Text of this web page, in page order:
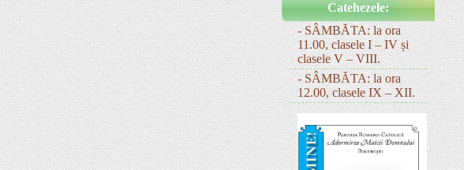
Catehezele:
- SÂMBĂTA: la ora
11.00, clasele I – IV și
clasele V – VIII.
- SÂMBĂTA: la ora
12.00, clasele IX – XII.